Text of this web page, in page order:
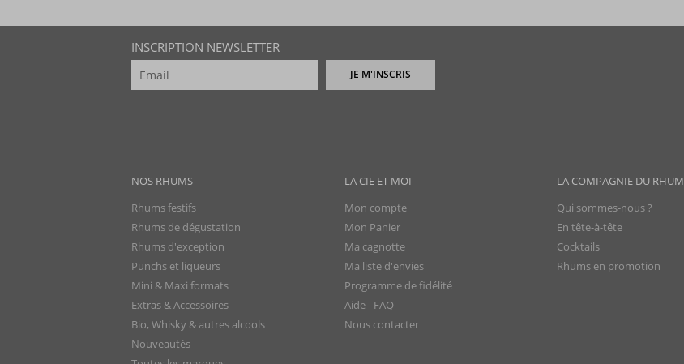
INSCRIPTION NEWSLETTER
JE M'INSCRIS
NOS RHUMS
Rhums festifs
Rhums de dégustation
Rhums d'exception
Punchs et liqueurs
Mini & Maxi formats
Extras & Accessoires
Bio, Whisky & autres alcools
Nouveautés
LA COMPAGNIE DU RHUM
Qui sommes-nous ?
En tête-à-tête
Cocktails
Rhums en promotion
LA CIE ET MOI
Mon compte
Mon Panier
Ma cagnotte
Ma liste d'envies
Programme de fidélité
Aide - FAQ
Nous contacter